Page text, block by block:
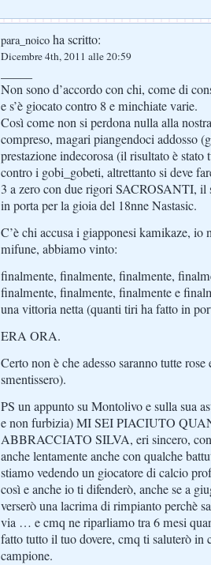
para_noico ha scritto:
Dicembre 4th, 2011 alle 20:59
Non sono d’accordo con chi, come di
e s’è giocato contro 8 e minchiate varie.
Così come non si perdona nulla alla
compreso, magari piangendoci addosso
prestazione indecorosa (il risultato è
contro i gobi_gobeti, altrettanto si deve
3 a zero con due rigori SACROSANTI, il
in porta per la gioia del 18nne Nastasic.
C’è chi accusa i giapponesi kamikaze, io
mifune, abbiamo vinto:
finalmente, finalmente, finalmente,
finalmente, finalmente, finalmente e
una vittoria netta (quanti tiri ha fatto in
ERA ORA.
Certo non è che adesso saranno tutte
smentissero).
PS un appunto su Montolivo e sulla sua
e non furbizia) MI SEI PIACIUTO
ABBRACCIATO SILVA, eri sincero,
anche lentamente anche con qualche
stiamo vedendo un giocatore di calcio
così e anche io ti difenderò, anche se a
verserò una lacrima di rimpianto perchè
via … e cmq ne riparliamo tra 6 mesi
fatto tutto il tuo dovere, cmq ti saluterò in
campione.